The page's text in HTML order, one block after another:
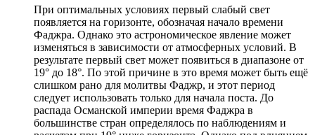
При оптимальных условиях первый слабый свет
появляется на горизонте, обозначая начало времени
Фаджра. Однако это астрономическое явление может
изменяться в зависимости от атмосферных условий. В
результате первый свет может появиться в диапазоне от
19° до 18°. По этой причине в это время может быть ещё
слишком рано для молитвы Фаджр, и этот период
следует использовать только для начала поста. До
распада Османской империи время Фаджра в
большинстве стран определялось по наблюдениям и